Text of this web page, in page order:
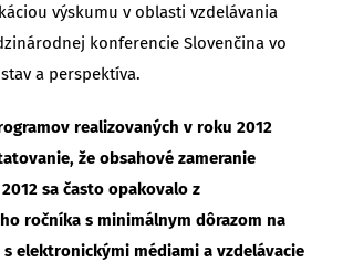
výskumu v oblasti vzdelávania
konferencie Slovenčina vo
a perspektíva.
realizovaných v roku 2012
že obsahové zameranie
sa často opakovalo z
ročníka s minimálnym dôrazom na
elektronickými médiami a vzdelávacie